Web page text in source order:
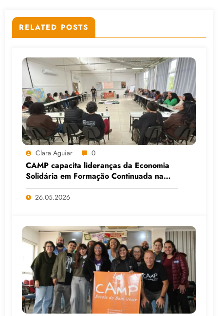
RELATED POSTS
Clara Aguiar 0
CAMP capacita lideranças da Economia
Solidária em Formação Continuada na
Faculdade do Assentamento do MST, em
Viamão (RS)
26.05.2026